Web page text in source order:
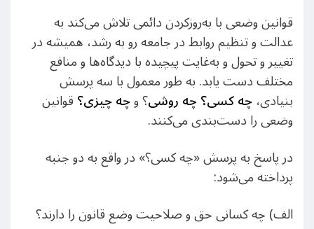
قوانین وضعی با به‌روزکردن دائمی تلاش می‌کند به
عدالت و تنظیم روابط در جامعه رو به رشد، همیشه در
تغییر و تحول و به‌غایت پیچیده با دیدگاه‌ها و منافع
مختلف دست یابد. به طور معمول با سه پرسش
بنیادی،چه کسی؟چه روشی؟ وچه چیزی؟قوانین
وضعی را دست‌بندی می‌کنند.
در پاسخ به پرسش «چه کسی؟» در واقع به دو جنبه
پرداخته می‌شود:
الف) چه کسانی حق و صلاحیت وضع قانون را دارند؟